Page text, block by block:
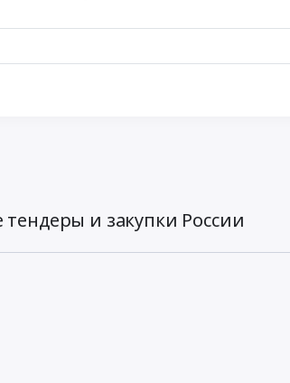
и закупки России